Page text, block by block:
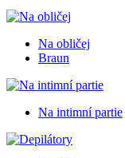
Na obličej
Braun
Na intimní partie